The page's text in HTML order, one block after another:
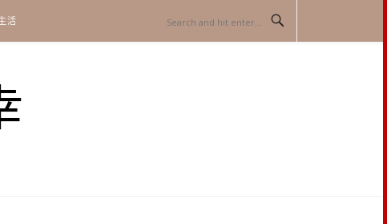
活